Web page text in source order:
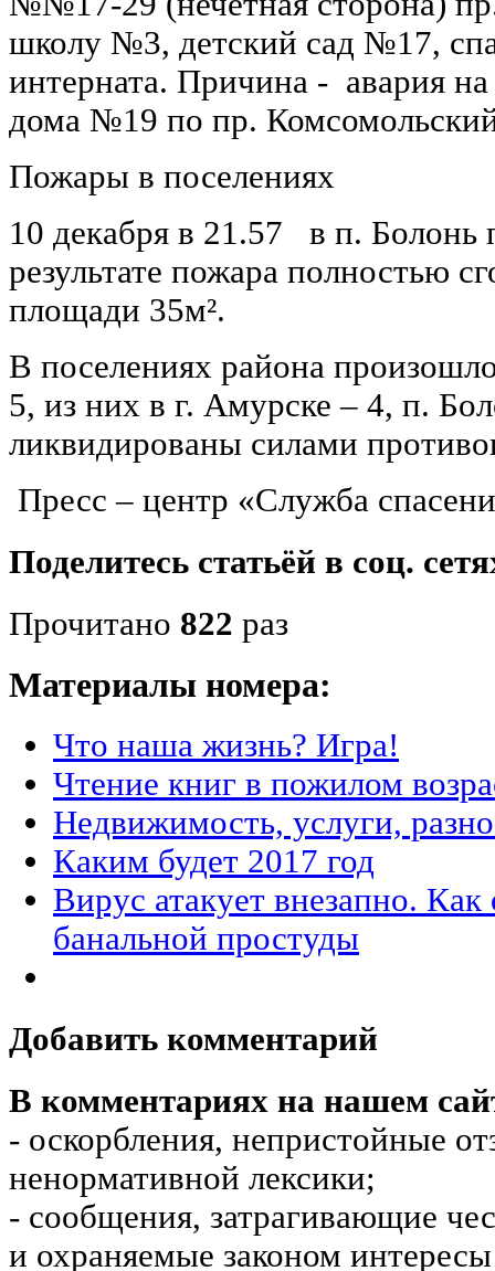
школу №3, детский сад №17,
интерната. Причина - авария
дома №19 по пр.
Пожары в поселениях
10 декабря в 21.57 в п.
результате пожара полностью
площади 35м².
В поселениях района
5, из них в г. Амурске – 4, п.
ликвидированы силами
Пресс – центр «Служба
Поделитесь статьёй в соц.
Прочитано 822 раз
Материалы номера:
Что наша жизнь? Игра!
Чтение книг в пожилом
Недвижимость, услуги,
Каким будет 2017 год
Вирус атакует внезапно.
банальной простуды
Добавить комментарий
В комментариях на нашем
- оскорбления, непристойные
ненормативной лексики;
- сообщения, затрагивающие
и охраняемые законом